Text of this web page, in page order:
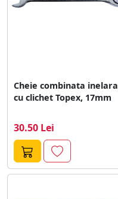
Cheie combinata inelara
cu clichet Topex, 17mm
30.50 Lei